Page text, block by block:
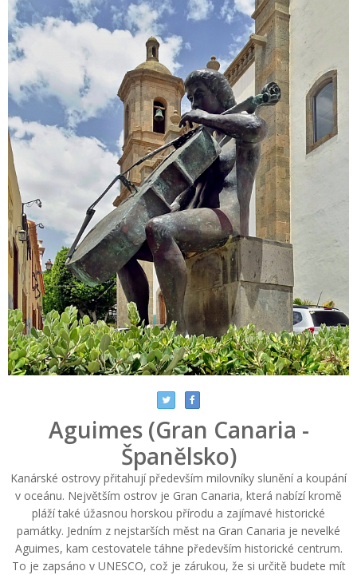
Aguimes (Gran Canaria -
Španělsko)
Kanárské ostrovy přitahují především milovníky slunění a koupání
v oceánu. Největším ostrov je Gran Canaria, která nabízí kromě
pláží také úžasnou horskou přírodu a zajímavé historické
památky. Jedním z nejstarších měst na Gran Canaria je nevelké
Aguimes, kam cestovatele táhne především historické centrum.
To je zapsáno v UNESCO, což je zárukou, že si určitě budete mít